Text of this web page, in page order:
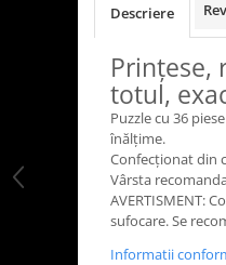
LEGO Creator Expert
LEGO Architecture
LEGO Speed Champions
Descriere
Prințese,
totul,
Puzzle cu 36
înălțime.
Confecționat din
Vârsta
AVERTISMENT:
sufocare. Se
Informatii